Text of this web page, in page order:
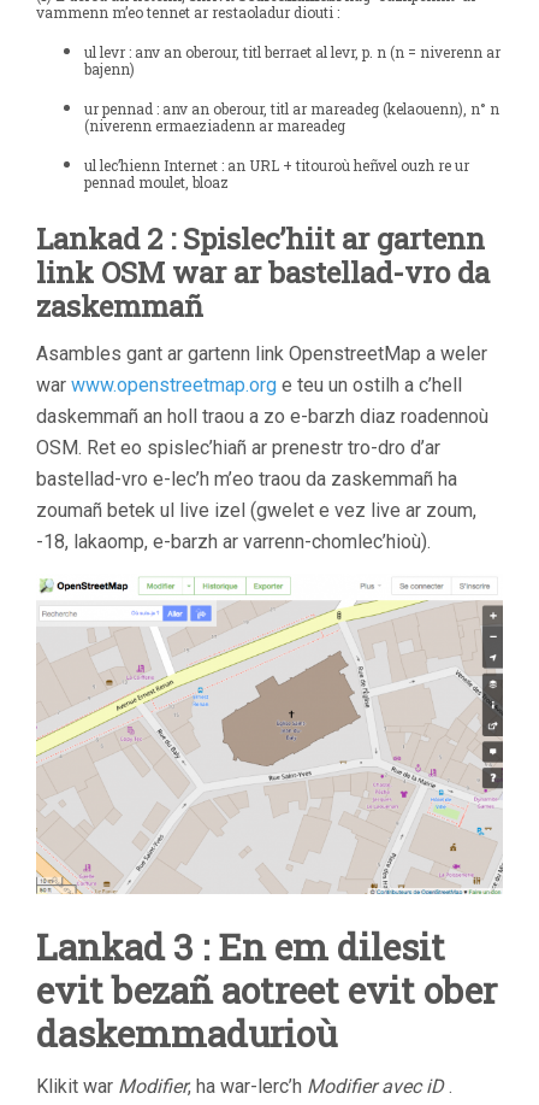
vammenn m’eo tennet ar restaoladur diouti :
ul levr : anv an oberour, titl berraet al levr, p. n (n = niverenn ar
bajenn)
ur pennad : anv an oberour, titl ar mareadeg (kelaouenn), n° n
(niverenn ermaeziadenn ar mareadeg
ul lec’hienn Internet : an URL + titouroù heñvel ouzh re ur
pennad moulet, bloaz
Lankad 2 : Spislec’hiit ar gartenn
link OSM war ar bastellad-vro da
zaskemmañ
Asambles gant ar gartenn link OpenstreetMap a weler
war www.openstreetmap.org e teu un ostilh a c’hell
daskemmañ an holl traou a zo e-barzh diaz roadennoù
OSM. Ret eo spislec’hiañ ar prenestr tro-dro d’ar
bastellad-vro e-lec’h m’eo traou da zaskemmañ ha
zoumañ betek ul live izel (gwelet e vez live ar zoum,
-18, lakaomp, e-barzh ar varrenn-chomlec’hioù).
Lankad 3 : En em dilesit
evit bezañ aotreet evit ober
daskemmadurioù
Klikit war Modifier, ha war-lerc’h Modifier avec iD.